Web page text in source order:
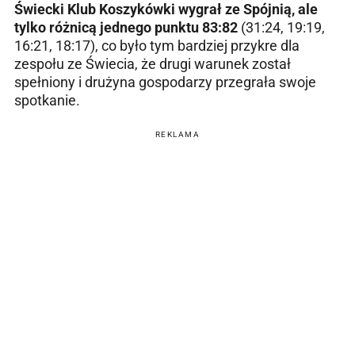
Świecki Klub Koszykówki wygrał ze Spójnią, ale
tylko różnicą jednego punktu 83:82 (31:24, 19:19,
16:21, 18:17), co było tym bardziej przykre dla
zespołu ze Świecia, że drugi warunek został
spełniony i drużyna gospodarzy przegrała swoje
spotkanie.
REKLAMA